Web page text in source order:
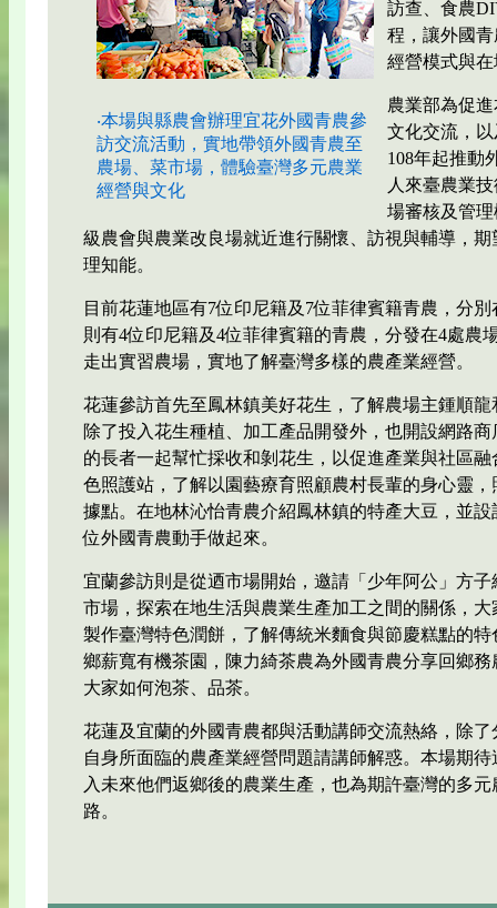
‧本場與縣農會辦理宜花外國青農參
訪交流活動，實地帶領外國青農至
農場、菜市場，體驗臺灣多元農業
經營與文化
訪查、食農
程，讓外國
經營模式與
農業部為促
文化交流，
108年起推動
人來臺農業
場審核及管
級農會與農業改良場就近進行關懷、訪視與輔導，
理知能。
目前花蓮地區有7位印尼籍及7位菲律賓籍青農，分
則有4位印尼籍及4位菲律賓籍的青農，分發在4處農
走出實習農場，實地了解臺灣多樣的農產業經營。
花蓮參訪首先至鳳林鎮美好花生，了解農場主鍾順
除了投入花生種植、加工產品開發外，也開設網路
的長者一起幫忙採收和剝花生，以促進產業與社區
色照護站，了解以園藝療育照顧農村長輩的身心靈
據點。在地林沁怡青農介紹鳳林鎮的特產大豆，並
位外國青農動手做起來。
宜蘭參訪則是從迺市場開始，邀請「少年阿公」方
市場，探索在地生活與農業生產加工之間的關係，
製作臺灣特色潤餅，了解傳統米麵食與節慶糕點的
鄉薪寬有機茶園，陳力綺茶農為外國青農分享回鄉
大家如何泡茶、品茶。
花蓮及宜蘭的外國青農都與活動講師交流熱絡，除
自身所面臨的農產業經營問題請講師解惑。本場期
入未來他們返鄉後的農業生產，也為期許臺灣的多
路。